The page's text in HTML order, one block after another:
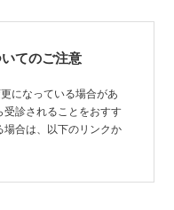
てのご注意
になっている場合があ
受診されることをおすす
合は、以下のリンクか